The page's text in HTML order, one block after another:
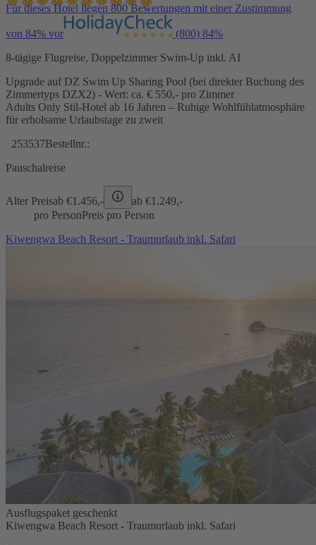
Für dieses Hotel liegen 800 Bewertungen mit einer Zustimmung
von 84% vor (800) 84%
8-tägige Flugreise, Doppelzimmer Swim-Up inkl. AI
Upgrade auf DZ Swim Up Sharing Pool (bei direkter Buchung des
Zimmertyps DZX2) - Wert: ca. € 550,- pro Zimmer
Adults Only Stil-Hotel ab 16 Jahren – Ruhige Wohlfühlatmosphäre
für erholsame Urlaubstage zu zweit
253537Bestellnr.:
Pauschalreise
Alter Preisab €1.456,- ab €1.249,-
pro PersonPreis pro Person
Kiwengwa Beach Resort - Traumurlaub inkl. Safari
Ausflugspaket geschenkt
Kiwengwa Beach Resort - Traumurlaub inkl. Safari